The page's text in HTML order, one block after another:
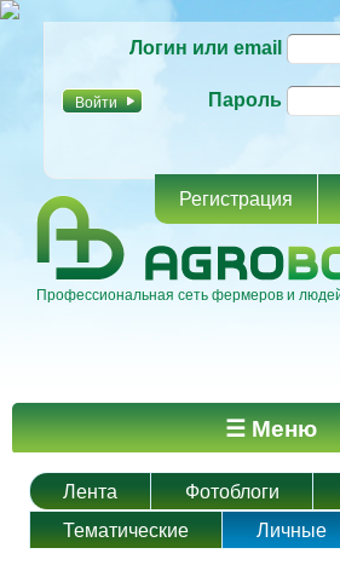
основному
Логин или email
Пароль
Регистрация
Профессиональная сеть фермеров и
Главное меню ☰ Меню
Лента Фотоблоги
Тематические
Личные